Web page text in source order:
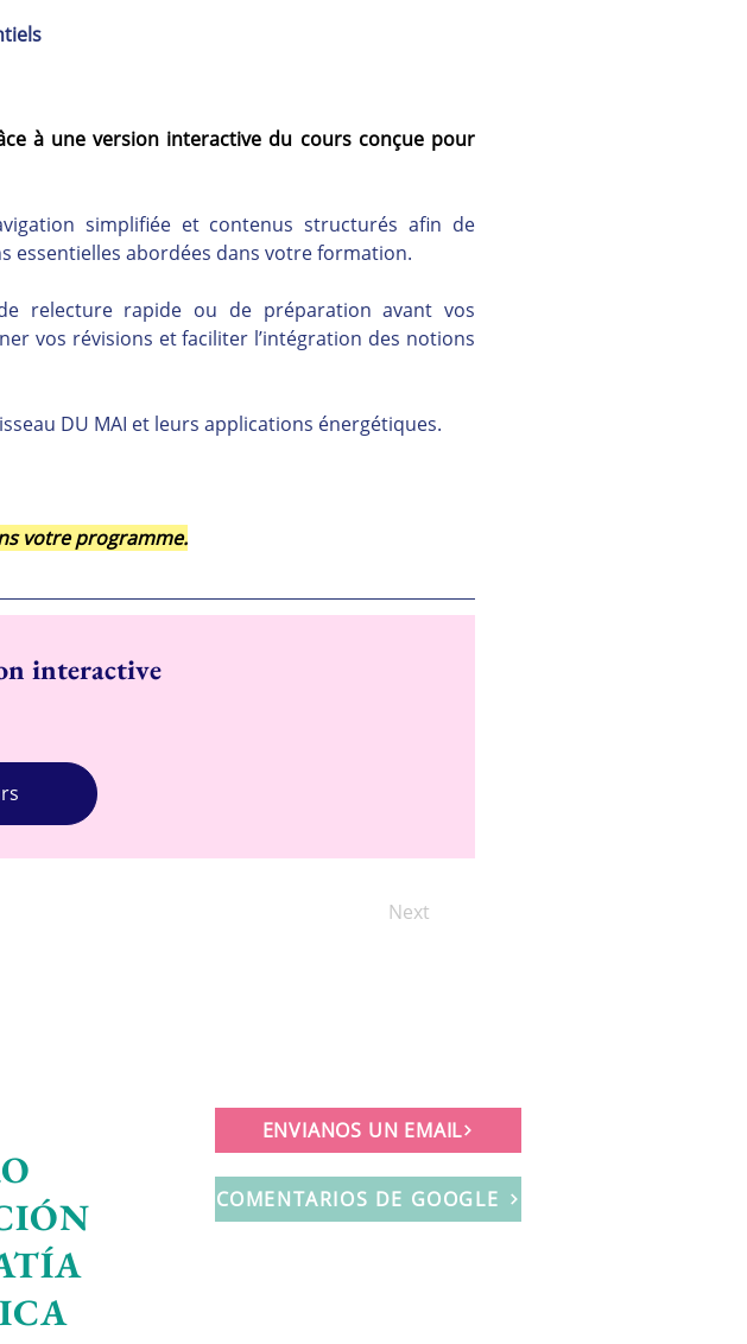
à une version interactive du cours conçue pour
simplifiée et contenus structurés afin de
essentielles abordées dans votre formation.
relecture rapide ou de préparation avant vos
vos révisions et faciliter l’intégration des notions
DU MAI et leurs applications énergétiques.
votre programme.
interactive
Next
ENVIANOS UN EMAIL
COMENTARIOS DE GOOGLE